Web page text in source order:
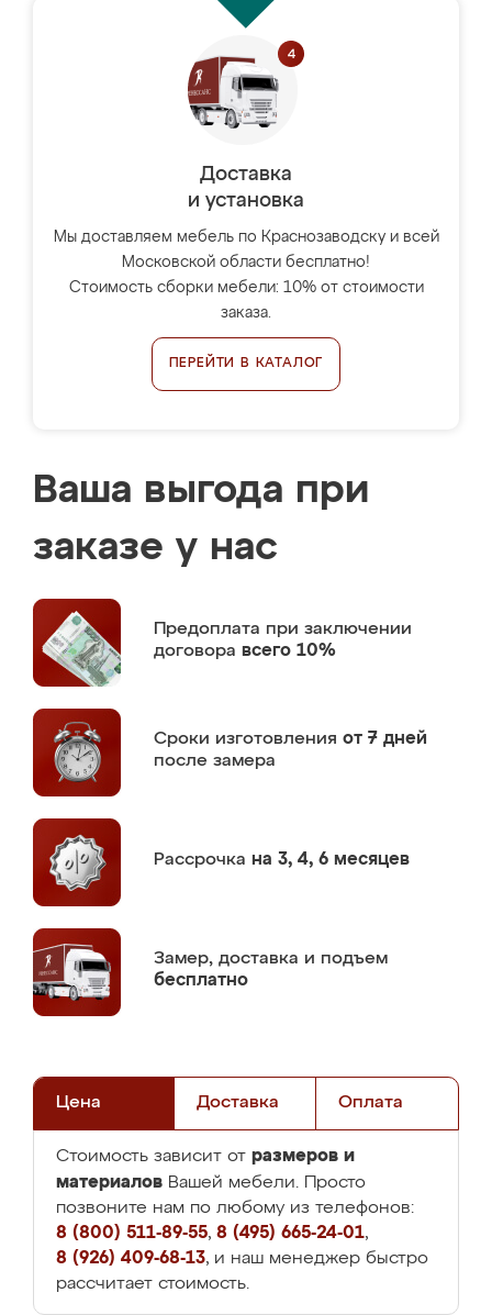
Доставка
и установка
Мы доставляем мебель по Краснозаводску и всей
Московской области бесплатно!
Стоимость сборки мебели: 10% от стоимости
заказа.
ПЕРЕЙТИ В КАТАЛОГ
Ваша выгода при
заказе у нас
Предоплата при заключении
договора всего 10%
Сроки изготовления от 7 дней
после замера
Рассрочка на 3, 4, 6 месяцев
Замер, доставка и подъем
бесплатно
Цена Доставка Оплата
Стоимость зависит от размеров и
материалов Вашей мебели. Просто
позвоните нам по любому из телефонов:
8 (800) 511-89-55, 8 (495) 665-24-01,
8 (926) 409-68-13, и наш менеджер быстро
рассчитает стоимость.